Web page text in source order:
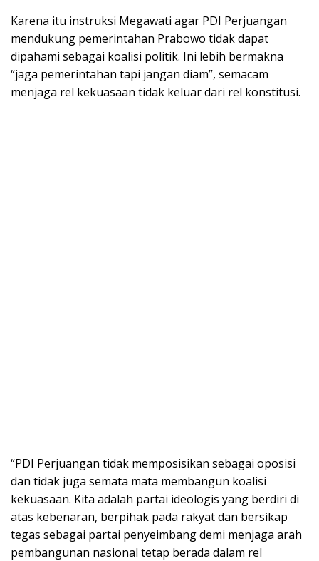
Karena itu instruksi Megawati agar PDI Perjuangan
mendukung pemerintahan Prabowo tidak dapat
dipahami sebagai koalisi politik. Ini lebih bermakna
“jaga pemerintahan tapi jangan diam”, semacam
menjaga rel kekuasaan tidak keluar dari rel konstitusi.
“PDI Perjuangan tidak memposisikan sebagai oposisi
dan tidak juga semata mata membangun koalisi
kekuasaan. Kita adalah partai ideologis yang berdiri di
atas kebenaran, berpihak pada rakyat dan bersikap
tegas sebagai partai penyeimbang demi menjaga arah
pembangunan nasional tetap berada dalam rel